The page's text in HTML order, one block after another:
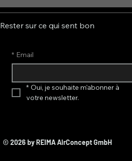
Rester sur ce qui sent bon
* Email
* Oui, je souhaite m'abonner à
votre newsletter.
© 2026 by REIMA AirConcept GmbH